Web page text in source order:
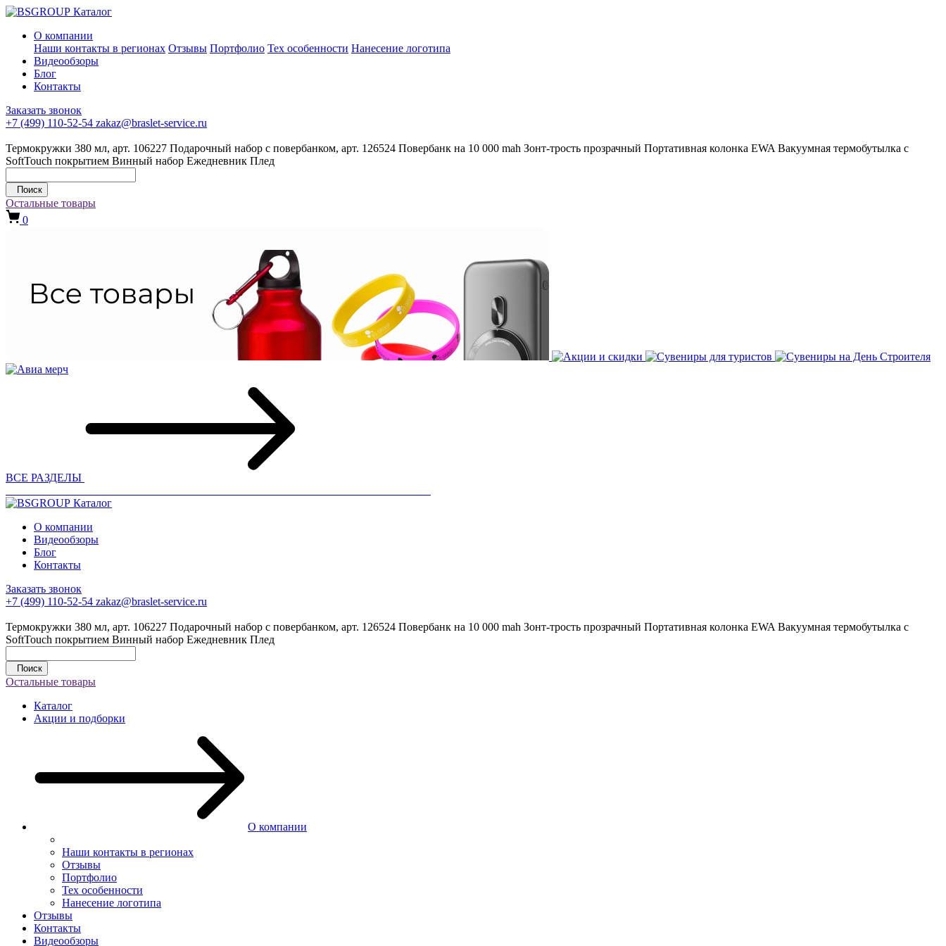
Каталог
О компании
Наши контакты в регионах Отзывы Портфолио Тех особенности Нанесение логотипа
Видеообзоры
Блог
Контакты
Заказать звонок
+7 (499) 110-52-54 zakaz@braslet-service.ru
Термокружки 380 мл, арт. 106227 Подарочный набор с повербанком, арт. 126524 Повербанк на 10 000 mah Зонт-трость прозрачный Портативная колонка EWA Вакуумная термобутылка с
SoftTouch покрытием Винный набор Ежедневник Плед
Поиск
Остальные товары
0
ВСЕ РАЗДЕЛЫ
Каталог
О компании
Видеообзоры
Блог
Контакты
Заказать звонок
+7 (499) 110-52-54 zakaz@braslet-service.ru
Термокружки 380 мл, арт. 106227 Подарочный набор с повербанком, арт. 126524 Повербанк на 10 000 mah Зонт-трость прозрачный Портативная колонка EWA Вакуумная термобутылка с
SoftTouch покрытием Винный набор Ежедневник Плед
Поиск
Остальные товары
Каталог
Акции и подборки
О компании
Наши контакты в регионах
Отзывы
Портфолио
Тех особенности
Нанесение логотипа
Отзывы
Контакты
Видеообзоры